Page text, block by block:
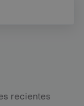
recientes